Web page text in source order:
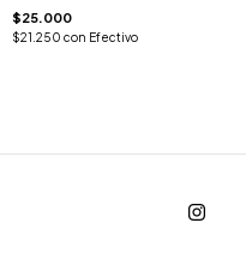
$25.000
$21.250 con Efectivo